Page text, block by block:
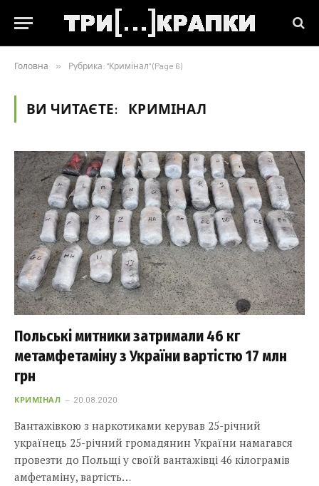
Головна » Рубрика: "Кримінал" (Page 6)
ВИ ЧИТАЄТЕ: КРИМІНАЛ
Польські митники затримали 46 кг
метамфетаміну з України вартістю 17 млн
грн
КРИМІНАЛ 20.08.2020
Вантажівкою з наркотиками керував 25-річний
українець 25-річний громадянин України намагався
провезти до Польщі у своїй вантажівці 46 кілограмів
амфетаміну, вартість…